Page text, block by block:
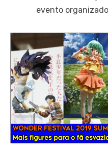
evento